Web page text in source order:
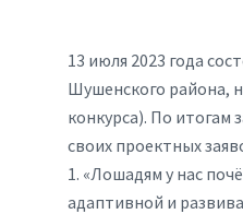
13 июля 2023 года
Шушенского района,
конкурса). По
своих проектных
1. «Лошадям у нас
адаптивной и